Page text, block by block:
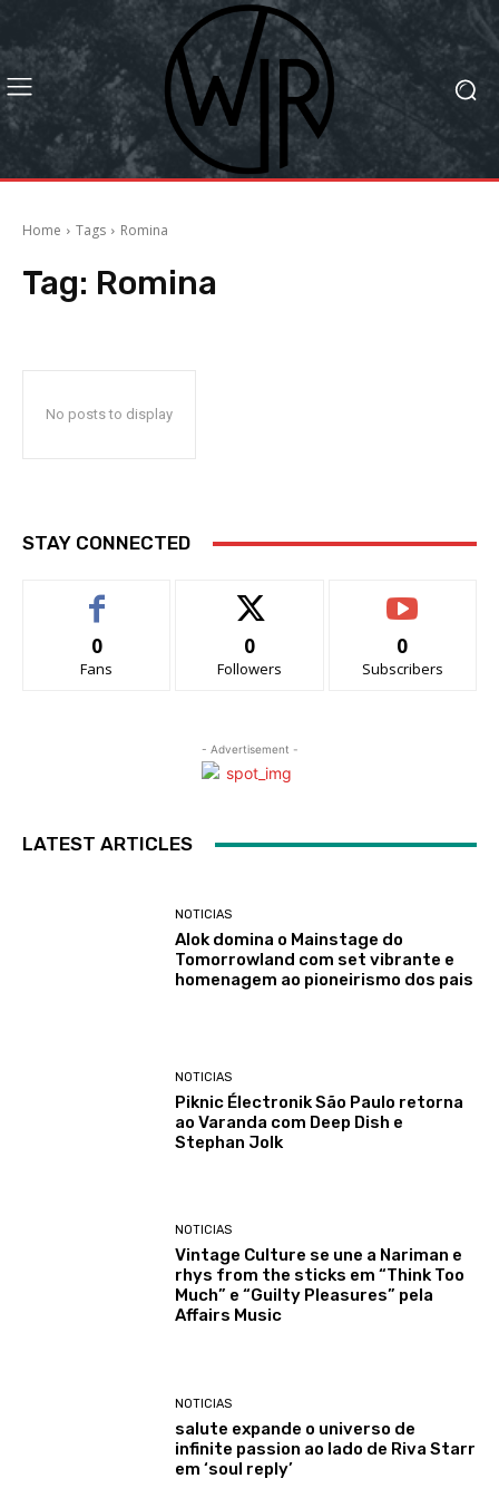
Home Tags Romina
Tag: Romina
No posts to display
STAY CONNECTED
0
Fans
0
Followers
0
Subscribers
- Advertisement -
LATEST ARTICLES
NOTICIAS
Alok domina o Mainstage do
Tomorrowland com set vibrante e
homenagem ao pioneirismo dos pais
NOTICIAS
Piknic Électronik São Paulo retorna
ao Varanda com Deep Dish e
Stephan Jolk
NOTICIAS
Vintage Culture se une a Nariman e
rhys from the sticks em “Think Too
Much” e “Guilty Pleasures” pela
Affairs Music
NOTICIAS
salute expande o universo de
infinite passion ao lado de Riva Starr
em ‘soul reply’